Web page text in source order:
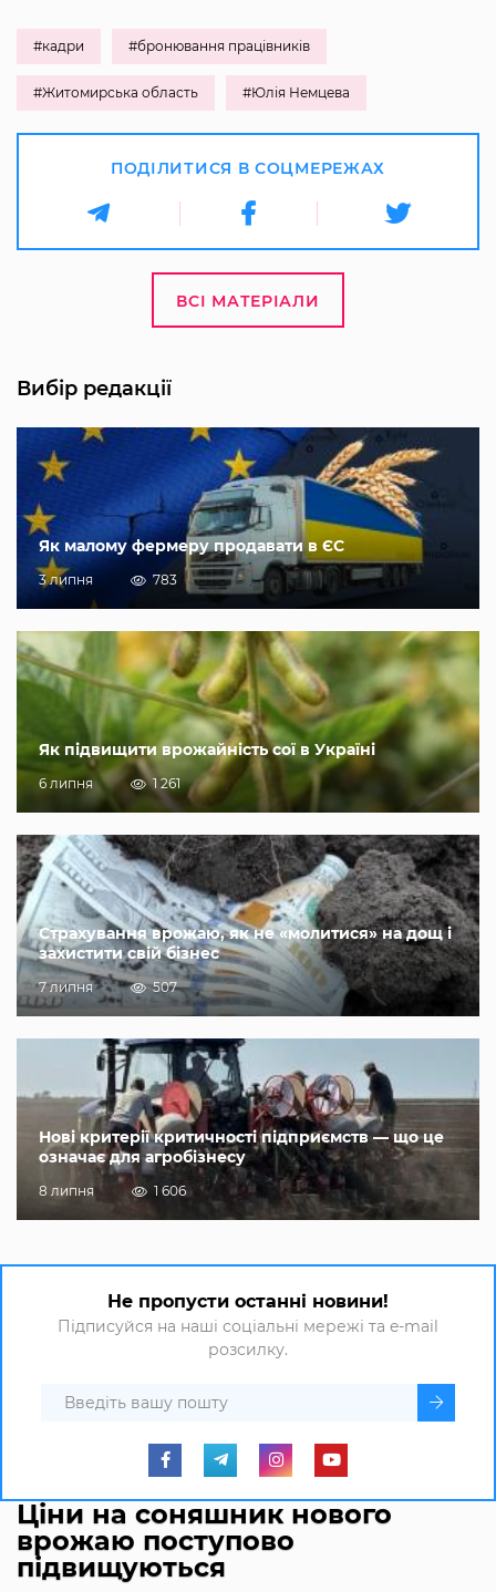
#кадри #бронювання працівників
#Житомирська область #Юлія Немцева
ПОДІЛИТИСЯ В СОЦМЕРЕЖАХ
ВСІ МАТЕРІАЛИ
Вибір редакції
Як малому фермеру продавати в ЄС
3 липня 783
Як підвищити врожайність сої в Україні
6 липня 1 261
Страхування врожаю, як не «молитися» на дощ і
захистити свій бізнес
7 липня 507
Нові критерії критичності підприємств — що це
означає для агробізнесу
8 липня 1 606
Не пропусти останні новини!
Підписуйся на наші соціальні мережі та e-mail
розсилку.
Ціни на соняшник нового
врожаю поступово
підвищуються